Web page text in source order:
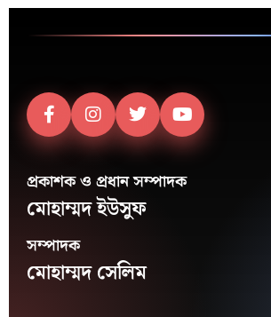
প্রকাশক ও প্রধান সম্পাদক
মোহাম্মদ ইউসুফ
সম্পাদক
মোহাম্মদ সেলিম